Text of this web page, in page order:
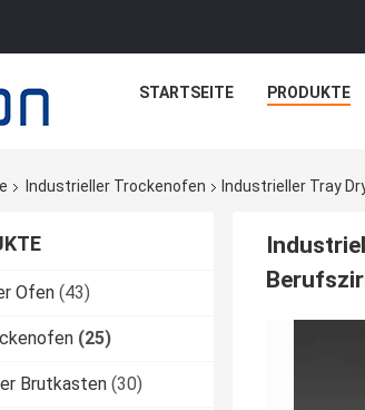
STARTSEITE PRODUKTE
Industrieller Trockenofen Industrieller Tray
Ofen (43)
(25)
Brutkasten (30)